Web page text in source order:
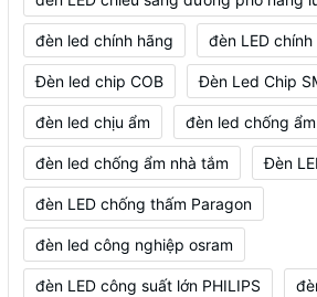
đèn led chính hãng đèn LED
Đèn led chip COB Đèn Led Chip
đèn led chịu ẩm đèn led chống
đèn led chống ẩm nhà tắm Đèn
đèn LED chống thấm Paragon
đèn led công nghiệp osram
đèn LED công suất lớn PHILIPS